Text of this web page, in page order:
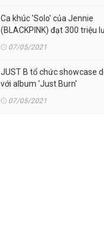
Ca khúc 'Solo' của Jennie
(BLACKPINK) đạt 300 triệu
07/05/2021
JUST B tổ chức showcase
với album 'Just Burn'
07/05/2021